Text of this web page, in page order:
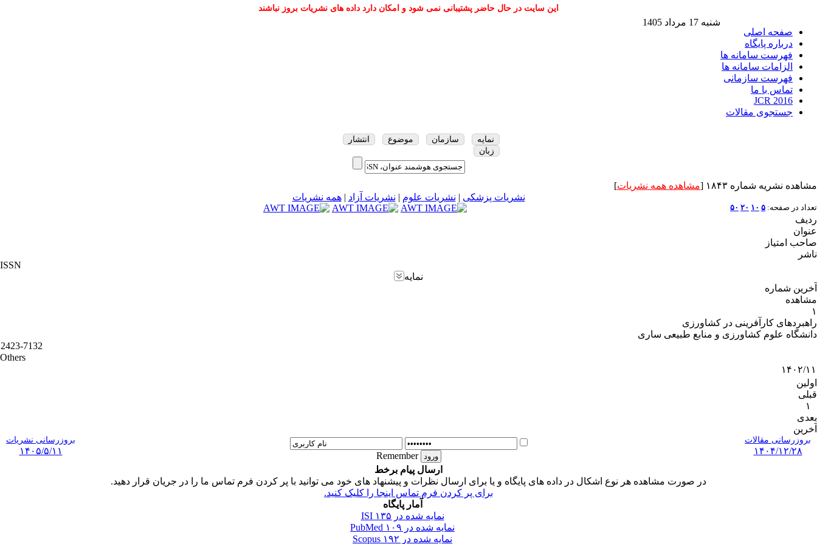
این سایت در حال حاضر پشتیبانی نمی شود و امکان دارد داده های نشریات بروز نباشند
صفحه اصلی
درباره پایگاه
فهرست سامانه ها
الزامات سامانه ها
فهرست سازمانی
تماس با ما
JCR 2016
جستجوی مقالات
شنبه 17 مرداد 1405
نمایه سازمان موضوع
انتشار
زبان
مشاهده نشریه شماره ۱۸۴۳ [ مشاهده همه نشریات]
نشریات پزشکی | نشریات علوم | نشریات آزاد |همه نشریات
تعداد در صفحه: ۵ ۱۰ ۲۰ ۵۰
ردیف
عنوان
صاحب امتیاز
ناشر
ISSN
نمایه
آخرین شماره
مشاهده
۱
راهبردهای کارآفرینی در کشاورزی
دانشگاه علوم کشاورزی و منابع طبیعی ساری
2423-7132
Others
۱۴۰۲/۱۱
اولین
قبلی
۱
بعدی
آخرین
بروزرسانی نشریات
۱۴۰۵/۵/۱۱
بروزرسانی مقالات
۱۴۰۴/۱۲/۲۸
Remember
ارسال پیام برخط
در صورت مشاهده هر نوع اشکال در داده های پایگاه و یا برای ارسال نظرات و پیشنهاد های خود می توانید با پر کردن فرم تماس ما را در جریان قرار دهید.
برای پر کردن فرم تماس اینجا را کلیک کنید.
آمار پایگاه
نمایه شده در ISI ۱۳۵
نمایه شده در PubMed ۱۰۹
نمایه شده در Scopus ۱۹۲